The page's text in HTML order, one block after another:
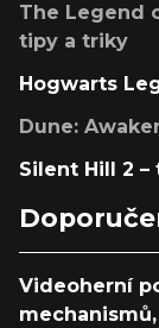
The Legend
tipy a triky
Hogwarts
Dune:
Silent Hill 2
Videoherní